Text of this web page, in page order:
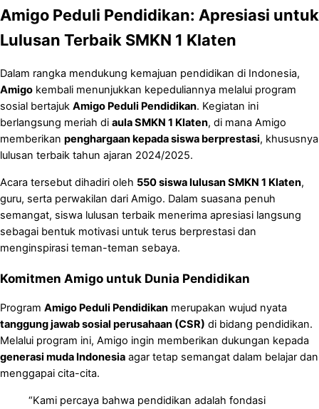
Amigo Peduli Pendidikan: Apresiasi untuk
Lulusan Terbaik SMKN 1 Klaten
Dalam rangka mendukung kemajuan pendidikan di Indonesia,
Amigo kembali menunjukkan kepeduliannya melalui program
sosial bertajuk Amigo Peduli Pendidikan. Kegiatan ini
berlangsung meriah di aula SMKN 1 Klaten, di mana Amigo
memberikan penghargaan kepada siswa berprestasi, khususnya
lulusan terbaik tahun ajaran 2024/2025.
Acara tersebut dihadiri oleh 550 siswa lulusan SMKN 1 Klaten,
guru, serta perwakilan dari Amigo. Dalam suasana penuh
semangat, siswa lulusan terbaik menerima apresiasi langsung
sebagai bentuk motivasi untuk terus berprestasi dan
menginspirasi teman-teman sebaya.
Komitmen Amigo untuk Dunia Pendidikan
Program Amigo Peduli Pendidikan merupakan wujud nyata
tanggung jawab sosial perusahaan (CSR) di bidang pendidikan.
Melalui program ini, Amigo ingin memberikan dukungan kepada
generasi muda Indonesia agar tetap semangat dalam belajar dan
menggapai cita-cita.
“Kami percaya bahwa pendidikan adalah fondasi